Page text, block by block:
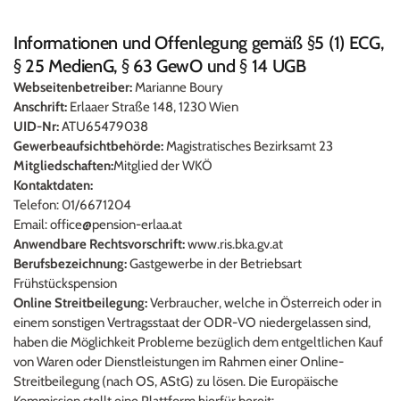
Informationen und Offenlegung gemäß §5 (1) ECG,
§ 25 MedienG, § 63 GewO und § 14 UGB
Webseitenbetreiber: Marianne Boury
Anschrift: Erlaaer Straße 148, 1230 Wien
UID-Nr: ATU65479038
Gewerbeaufsichtbehörde: Magistratisches Bezirksamt 23
Mitgliedschaften:Mitglied der WKÖ
Kontaktdaten:
Telefon: 01/6671204
Email: office@pension-erlaa.at
Anwendbare Rechtsvorschrift:www.ris.bka.gv.at
Berufsbezeichnung: Gastgewerbe in der Betriebsart
Frühstückspension
Online Streitbeilegung: Verbraucher, welche in Österreich oder in
einem sonstigen Vertragsstaat der ODR-VO niedergelassen sind,
haben die Möglichkeit Probleme bezüglich dem entgeltlichen Kauf
von Waren oder Dienstleistungen im Rahmen einer Online-
Streitbeilegung (nach OS, AStG) zu lösen. Die Europäische